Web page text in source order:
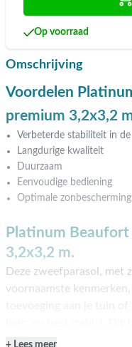
Op voorraad
Omschrijving
Voordelen
premium 3,2x3,2
Verbeterde stabiliteit in
Langdurige kwaliteit
Duurzaam
Eenvoudige bediening
Optimale zonbescherming
Platinum
3,2x3,2 m.
Deze zweefparasol, met
voornaamste
(stangen) in de parasol,